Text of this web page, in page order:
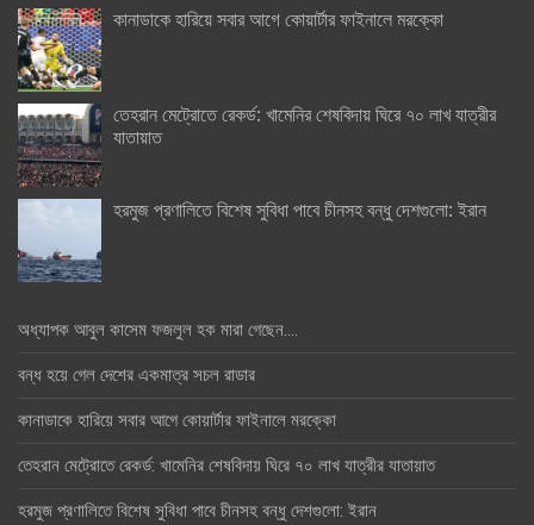
কানাডাকে হারিয়ে সবার আগে কোয়ার্টার ফাইনালে মরক্কো
তেহরান মেট্রোতে রেকর্ড: খামেনির শেষবিদায় ঘিরে ৭০ লাখ যাত্রীর
যাতায়াত
হরমুজ প্রণালিতে বিশেষ সুবিধা পাবে চীনসহ বন্ধু দেশগুলো: ইরান
অধ্যাপক আবুল কাসেম ফজলুল হক মারা গেছেন….
বন্ধ হয়ে গেল দেশের একমাত্র সচল রাডার
কানাডাকে হারিয়ে সবার আগে কোয়ার্টার ফাইনালে মরক্কো
তেহরান মেট্রোতে রেকর্ড: খামেনির শেষবিদায় ঘিরে ৭০ লাখ যাত্রীর যাতায়াত
হরমুজ প্রণালিতে বিশেষ সুবিধা পাবে চীনসহ বন্ধু দেশগুলো: ইরান